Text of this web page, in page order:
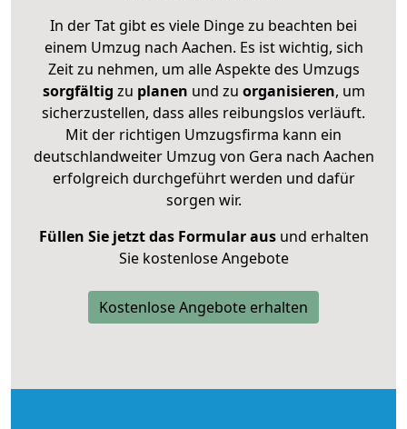
In der Tat gibt es viele Dinge zu beachten bei
einem Umzug nach Aachen. Es ist wichtig, sich
Zeit zu nehmen, um alle Aspekte des Umzugs
sorgfältig zu planen und zu organisieren, um
sicherzustellen, dass alles reibungslos verläuft.
Mit der richtigen Umzugsfirma kann ein
deutschlandweiter Umzug von Gera nach Aachen
erfolgreich durchgeführt werden und dafür
sorgen wir.
Füllen Sie jetzt das Formular ausund erhalten
Sie kostenlose Angebote
Kostenlose Angebote erhalten